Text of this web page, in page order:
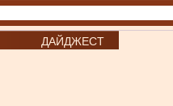
ДАЙДЖЕСТ